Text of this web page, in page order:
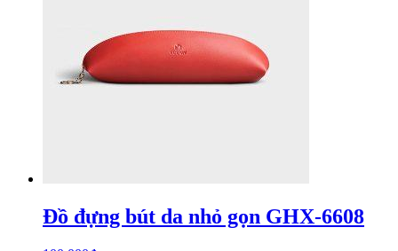
Đồ đựng bút da nhỏ gọn GHX-6608